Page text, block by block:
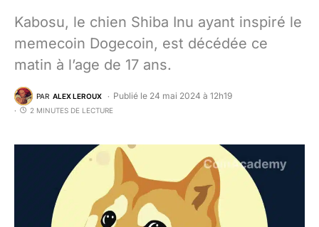
Kabosu, le chien Shiba Inu ayant inspiré le
memecoin Dogecoin, est décédée ce
matin à l’age de 17 ans.
PAR ALEX LEROUX Publié le 24 mai 2024 à 12h19
2 MINUTES DE LECTURE